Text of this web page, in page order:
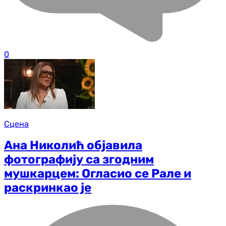
0
Сцена
Ана Николић објавила
фотографију са згодним
мушкарцем: Огласио се Рале и
раскринкао је